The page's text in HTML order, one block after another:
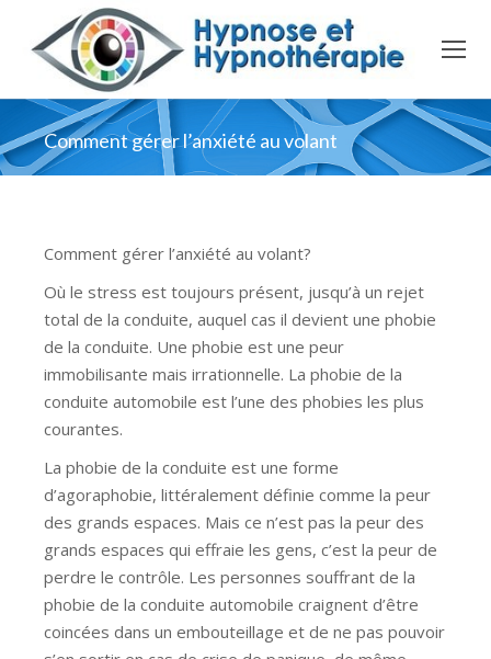
Comment gérer l’anxiété au volant
Comment gérer l’anxiété au volant?
Où le stress est toujours présent, jusqu’à un rejet
total de la conduite, auquel cas il devient une phobie
de la conduite. Une phobie est une peur
immobilisante mais irrationnelle. La phobie de la
conduite automobile est l’une des phobies les plus
courantes.
La phobie de la conduite est une forme
d’agoraphobie, littéralement définie comme la peur
des grands espaces. Mais ce n’est pas la peur des
grands espaces qui effraie les gens, c’est la peur de
perdre le contrôle. Les personnes souffrant de la
phobie de la conduite automobile craignent d’être
coincées dans un embouteillage et de ne pas pouvoir